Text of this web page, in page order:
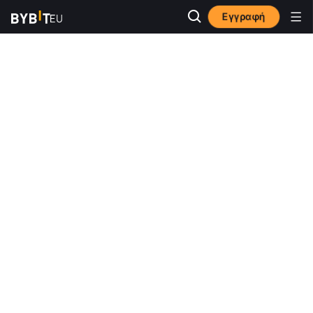
Εγγραφή